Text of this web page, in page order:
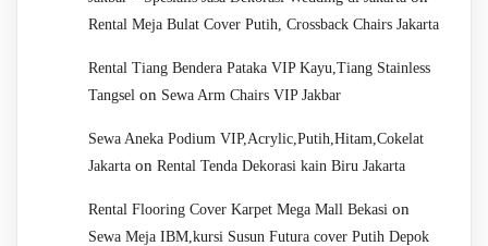
Rental Meja Bulat Cover Putih, Crossback Chairs Jakarta
Rental Tiang Bendera Pataka VIP Kayu,Tiang Stainless
Tangsel on Sewa Arm Chairs VIP Jakbar
Sewa Aneka Podium VIP,Acrylic,Putih,Hitam,Cokelat
Jakarta on Rental Tenda Dekorasi kain Biru Jakarta
Rental Flooring Cover Karpet Mega Mall Bekasi on
Sewa Meja IBM,kursi Susun Futura cover Putih Depok